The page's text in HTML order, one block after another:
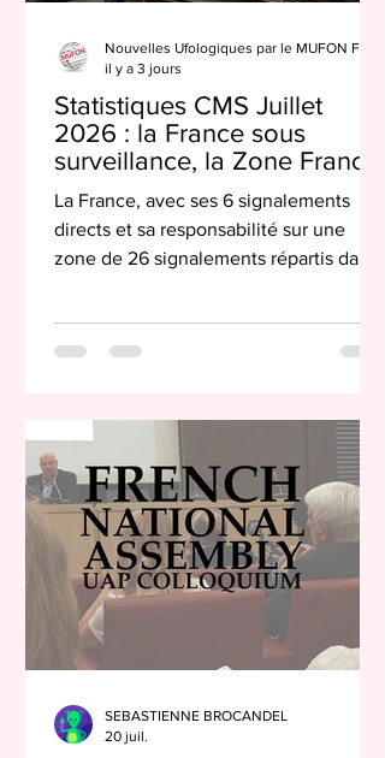
Statistiques CMS Juillet
2026 : la France sous
surveillance, la Zone France
en première ligne
La France, avec ses 6 signalements
directs et sa responsabilité sur une
zone de 26 signalements répartis dans
du MUFON. Cette constance mensuelle
une base de données fiable, condition
sine qua non d'une approche sérieuse
et scientifique du phénomène.
il y a 3 jours
SEBASTIENNE BROCANDEL
20 juil.